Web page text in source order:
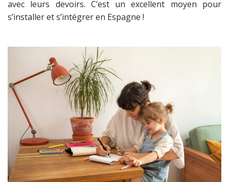
avec leurs devoirs. C’est un excellent moyen pour
s’installer et s’intégrer en Espagne !